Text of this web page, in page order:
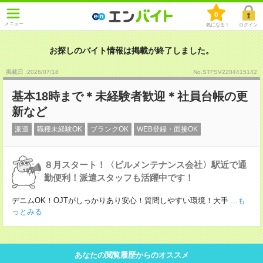
メニュー
0
気になる！ ログイン
お探しのバイト情報は掲載が終了しました。
掲載日 :2026/07/18 No.STFSV2204415142
基本18時まで＊未経験者歓迎＊社員台帳の更
新など
派遣 職種未経験OK ブランクOK WEB登録・面接OK
８月スタート！〈ビルメンテナンス会社〉駅近で通
勤便利！派遣スタッフも活躍中です！
デニムOK！OJTがしっかりあり安心！質問しやすい環境！大手 ...も
っとみる
あなたの閲覧履歴からのオススメ